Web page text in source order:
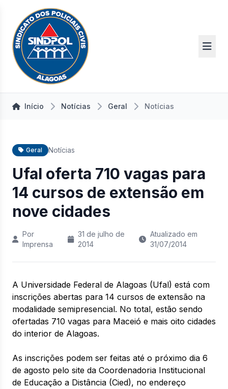
Início Notícias Geral Notícias
Geral Notícias
Ufal oferta 710 vagas para
14 cursos de extensão em
nove cidades
Por
Imprensa
31 de julho de
2014
Atualizado em
31/07/2014
A Universidade Federal de Alagoas (Ufal) está com
inscrições abertas para 14 cursos de extensão na
modalidade semipresencial. No total, estão sendo
ofertadas 710 vagas para Maceió e mais oito cidades
do interior de Alagoas.
As inscrições podem ser feitas até o próximo dia 6
de agosto pelo site da Coordenadoria Institucional
de Educação a Distância (Cied), no endereço